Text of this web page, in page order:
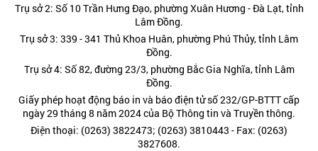
Trụ sở 2: Số 10 Trần Hưng Đạo, phường Xuân Hương - Đà Lạt, tỉnh
Lâm Đồng.
Trụ sở 3: 339 - 341 Thủ Khoa Huân, phường Phú Thủy, tỉnh Lâm
Đồng.
Trụ sở 4: Số 82, đường 23/3, phường Bắc Gia Nghĩa, tỉnh Lâm
Đồng.
Giấy phép hoạt động báo in và báo điện tử số 232/GP-BTTT cấp
ngày 29 tháng 8 năm 2024 của Bộ Thông tin và Truyền thông.
Điện thoại: (0263) 3822473; (0263) 3810443 - Fax: (0263)
3827608.